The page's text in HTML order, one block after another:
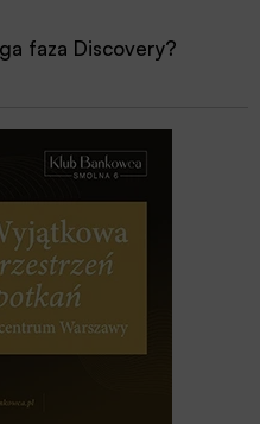
faza Discovery?